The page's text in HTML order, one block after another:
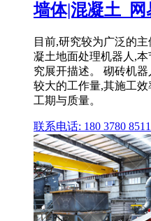
墙体|混凝土_网
目前,研究较为广泛的
凝土地面处理机器人,
究展开描述。 砌砖机
较大的工作量,其施工
工期与质量。
联系电话: 180 3780 8511